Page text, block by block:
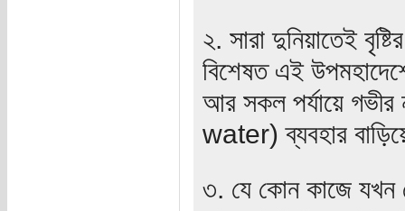
২. সারা দুনিয়াতেই
বিশেষত এই
আর সকল পর্যায়ে
water) ব্যবহার
৩. যে কোন কাজে যখন